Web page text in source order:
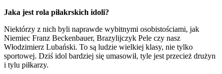
Jaka jest rola piłakrskich idoli?
Niektórzy z nich byli naprawde wybitnymi osobistościami, jak
Niemiec Franz Beckenbauer, Brazylijczyk Pele czy nasz
Włodzimierz Lubański. To są ludzie wielkiej klasy, nie tylko
sportowej. Dziś idol bardziej się umasowił, tyle jest przecież drużyn
i tylu piłkarzy.